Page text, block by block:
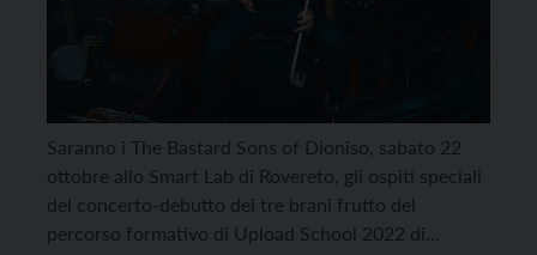
Saranno i The Bastard Sons of Dioniso, sabato 22
ottobre allo Smart Lab di Rovereto, gli ospiti speciali
del concerto-debutto dei tre brani frutto del
percorso formativo di Upload School 2022 di